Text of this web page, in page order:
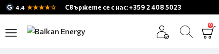
4.4 ★★★★☆ Свържете се с нас: +359 2 408 5023
0